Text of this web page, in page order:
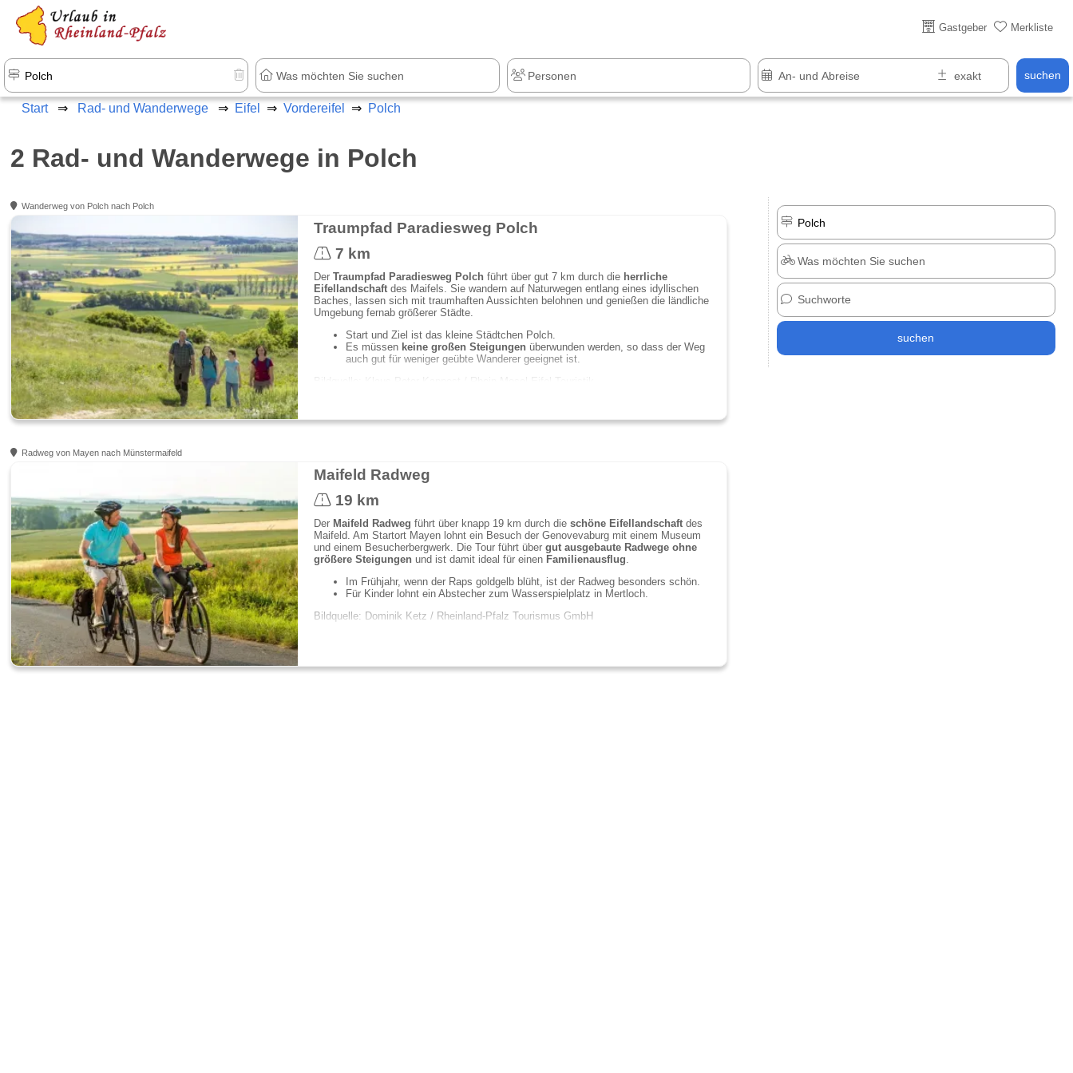
Gastgeber Merkliste
suchen
Über 25 Jahre online
Start Rad- und Wanderwege Eifel Vordereifel Polch
2 Rad- und Wanderwege in Polch
Wanderweg von Polch nach Polch
Traumpfad Paradiesweg Polch
7 km
DerTraumpfad Paradiesweg Polch führt über gut 7 km durch die herrliche
Eifellandschaftdes Maifels. Sie wandern auf Naturwegen entlang eines idyllischen
Baches, lassen sich mit traumhaften Aussichten belohnen und genießen die ländliche
Umgebung fernab größerer Städte.
Start und Ziel ist das kleine Städtchen Polch.
Es müssenkeine großen Steigungen überwunden werden, so dass der Weg
auch gut für weniger geübte Wanderer geeignet ist.
Radweg von Mayen nach Münstermaifeld
Maifeld Radweg
19 km
Der Maifeld Radweg führt über knapp 19 km durch die schöne Eifellandschaftdes
Maifeld. Am Startort Mayen lohnt ein Besuch der Genovevaburg mit einem Museum
und einem Besucherbergwerk. Die Tour führt über gut ausgebaute Radwege ohne
größere Steigungen und ist damit ideal für einen Familienausflug.
Im Frühjahr, wenn der Raps goldgelb blüht, ist der Radweg besonders schön.
Für Kinder lohnt ein Abstecher zum Wasserspielplatz in Mertloch.
Bildquelle: Dominik Ketz / Rheinland-Pfalz Tourismus GmbH
suchen